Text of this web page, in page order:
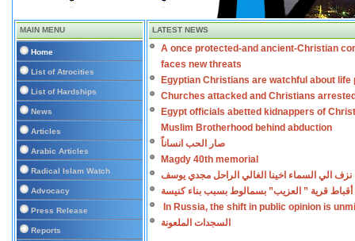
MAIN MENU
Home
List of Atrocities
List of Hardships
News
Articles
Arabic Articles
Radical Islam Watch
Advocacy
Press Release
Reports
LATEST NEWS
A once protected-and ancient-Christian
faces new threats
Egyptian Christians are watchful about life
Churches attacked and Christians
Egypt officials abetted kidnappers of
Muslim Brotherhood behind abduction
صار الحب انساناً
Magdy 40th memorial
نزف الي السماء اخينا الغالي الراحل مجدي يوسف
أقباط قرية ” العزيب” بسمالوط بسبب بناء كنيسة
In Russia, the shift in public opinion is
السجدات الملعونة